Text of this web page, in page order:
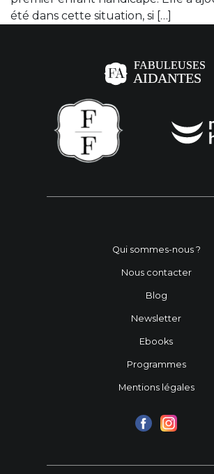
été dans cette situation, si […]
Qui sommes-nous ?
Nous contacter
Blog
Newsletter
Ebooks
Programmes
Mentions légales